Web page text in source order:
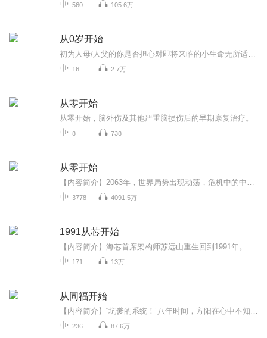
560 105.6万
从0岁开始
16 2.7万
从零开始
从零开始，脑外伤及其他严重脑损伤后的早期康复治疗。
8 738
从零开始
3778 4091.5万
1991从芯开始
171 13万
从同福开始
236 87.6万